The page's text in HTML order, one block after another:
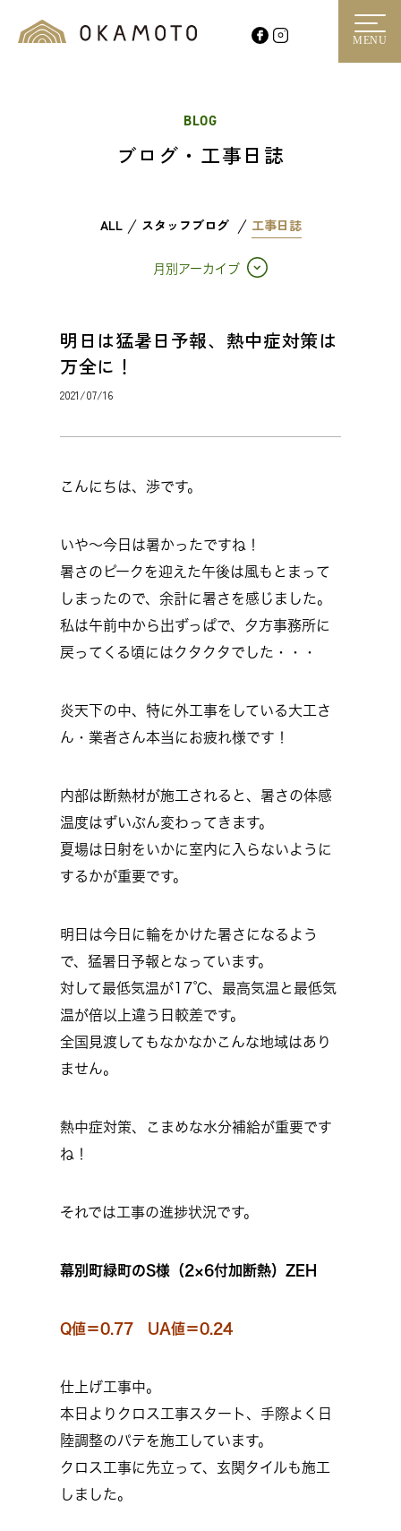
MENU
BLOG
ブログ・工事日誌
ALL スタッフブログ 工事日誌
月別アーカイブ
明日は猛暑日予報、熱中症対策は
万全に！
2021/07/16
こんにちは、渉です。
いや～今日は暑かったですね！
暑さのピークを迎えた午後は風もとまって
しまったので、余計に暑さを感じました。
私は午前中から出ずっぱで、夕方事務所に
戻ってくる頃にはクタクタでした・・・
炎天下の中、特に外工事をしている大工さ
ん・業者さん本当にお疲れ様です！
内部は断熱材が施工されると、暑さの体感
温度はずいぶん変わってきます。
夏場は日射をいかに室内に入らないように
するかが重要です。
明日は今日に輪をかけた暑さになるよう
で、猛暑日予報となっています。
対して最低気温が17℃、最高気温と最低気
温が倍以上違う日較差です。
全国見渡してもなかなかこんな地域はあり
ません。
熱中症対策、こまめな水分補給が重要です
ね！
それでは工事の進捗状況です。
幕別町緑町のS様（2×6付加断熱）ZEH
Q値＝0.77 UA値＝0.24
仕上げ工事中。
本日よりクロス工事スタート、手際よく日
陸調整のパテを施工しています。
クロス工事に先立って、玄関タイルも施工
しました。